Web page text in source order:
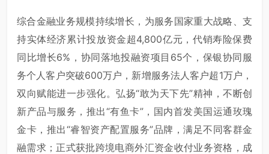
综合金融业务规模持续增长，为服务国家重大战略、支
持实体经济累计投放资金超4,800亿元，代销寿险保费
同比增长6%，协同落地投融资项目65个，保银协同服
务个人客户突破600万户，新增服务法人客户超1万户，
双向赋能进一步强化。弘扬“敢为天下先”精神，不断创
新产品与服务，推出“有鱼卡”，国内首发美国运通玫瑰
金卡，推出“睿智资产配置服务”品牌，满足不同客群金
融需求；正式获批跨境电商外汇资金收付业务资格，成